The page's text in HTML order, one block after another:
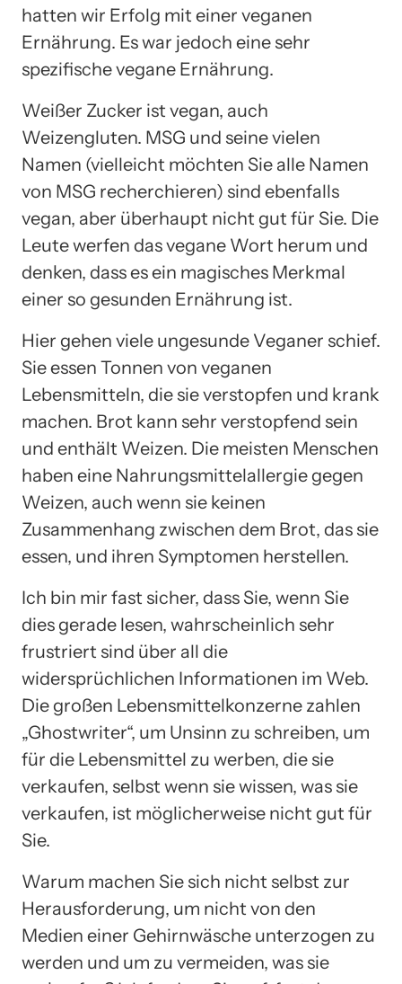
hatten wir Erfolg mit einer veganen
Ernährung. Es war jedoch eine sehr
spezifische vegane Ernährung.
Weißer Zucker ist vegan, auch
Weizengluten. MSG und seine vielen
Namen (vielleicht möchten Sie alle Namen
von MSG recherchieren) sind ebenfalls
vegan, aber überhaupt nicht gut für Sie. Die
Leute werfen das vegane Wort herum und
denken, dass es ein magisches Merkmal
einer so gesunden Ernährung ist.
Hier gehen viele ungesunde Veganer schief.
Sie essen Tonnen von veganen
Lebensmitteln, die sie verstopfen und krank
machen. Brot kann sehr verstopfend sein
und enthält Weizen. Die meisten Menschen
haben eine Nahrungsmittelallergie gegen
Weizen, auch wenn sie keinen
Zusammenhang zwischen dem Brot, das sie
essen, und ihren Symptomen herstellen.
Ich bin mir fast sicher, dass Sie, wenn Sie
dies gerade lesen, wahrscheinlich sehr
frustriert sind über all die
widersprüchlichen Informationen im Web.
Die großen Lebensmittelkonzerne zahlen
„Ghostwriter“, um Unsinn zu schreiben, um
für die Lebensmittel zu werben, die sie
verkaufen, selbst wenn sie wissen, was sie
verkaufen, ist möglicherweise nicht gut für
Sie.
Warum machen Sie sich nicht selbst zur
Herausforderung, um nicht von den
Medien einer Gehirnwäsche unterzogen zu
werden und um zu vermeiden, was sie